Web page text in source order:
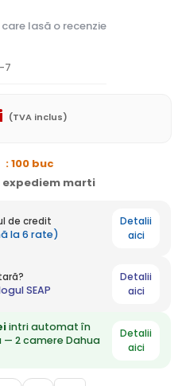
care lasă o recenzie
7
(TVA inclus)
: 100 buc
expediem marti
de credit
la 6 rate)
Detalii
aici
SEAP
Detalii
aici
intri automat în
2 camere Dahua
Detalii
aici